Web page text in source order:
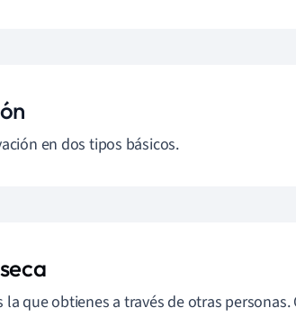
en dos tipos básicos.
que obtienes a través de otras personas.